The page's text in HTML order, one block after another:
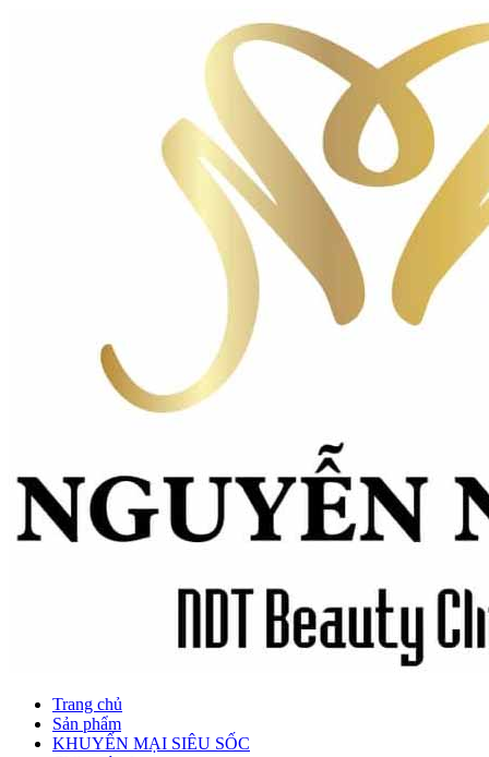
Trang chủ
Sản phẩm
KHUYẾN MẠI SIÊU SỐC